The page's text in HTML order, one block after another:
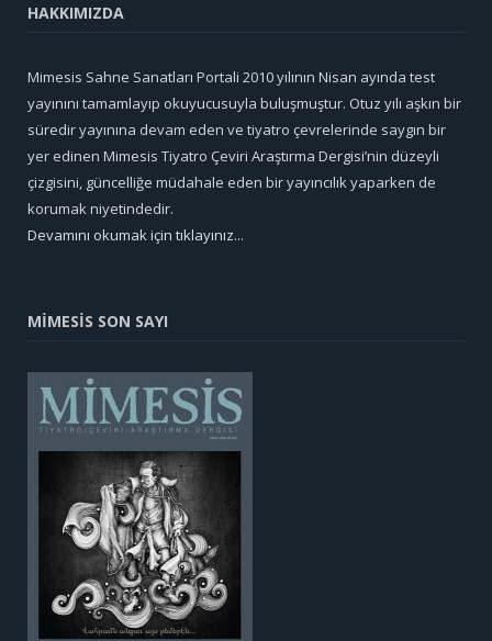
HAKKIMIZDA
Mimesis Sahne Sanatları Portali 2010 yılının Nisan ayında test
yayınını tamamlayıp okuyucusuyla buluşmuştur. Otuz yılı aşkın bir
süredir yayınına devam eden ve tiyatro çevrelerinde saygın bir
yer edinen Mimesis Tiyatro Çeviri Araştırma Dergisi’nin düzeyli
çizgisini, güncelliğe müdahale eden bir yayıncılık yaparken de
korumak niyetindedir.
Devamını okumak için tıklayınız...
MİMESİS SON SAYI